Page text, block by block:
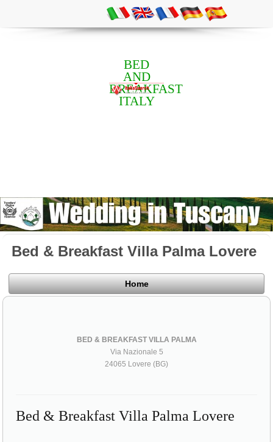
BED
AND
BREAKFAST
ITALY
Bed & Breakfast Villa Palma Lovere
Home
BED & BREAKFAST VILLA PALMA
Via Nazionale 5
24065 Lovere (BG)
Bed & Breakfast Villa Palma Lovere